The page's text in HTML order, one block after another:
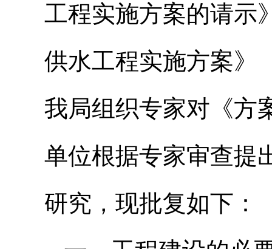
工程实施方案的请示
供水工程实施方案》
我局组织专家对《方
单位根据专家审查提
研究，现批复如下：